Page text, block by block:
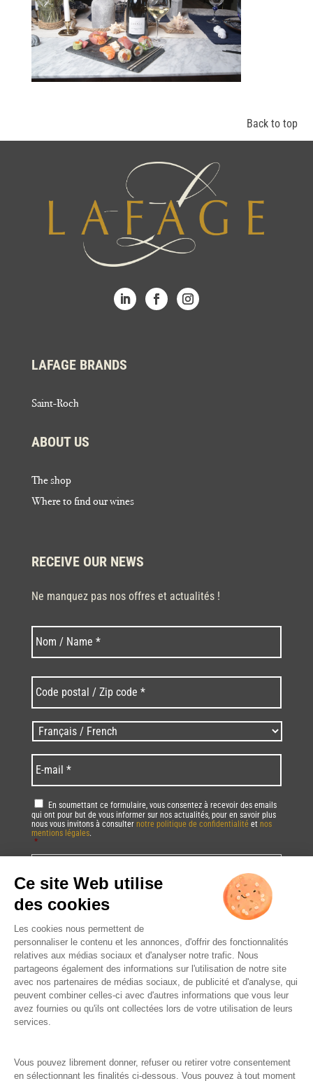
Back to top
LAFAGE BRANDS
Saint-Roch
ABOUT US
The shop
Where to find our wines
RECEIVE OUR NEWS
Ne manquez pas nos offres et actualités !
Nom * Last
postal
/
Zip
code
* *
Langues
/
Language *
mail *
RGPD *
En soumettant ce formulaire, vous consentez à recevoir des emails
qui ont pour but de vous informer sur nos actualités, pour en savoir plus
nous vous invitons à consulter notre politique de confidentialité et nos
mentions légales.
*
CAPTCHA